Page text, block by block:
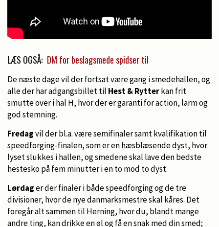
LÆS OGSÅ: DM for beslagsmede spidser til
De næste dage vil der fortsat være gang i smedehallen, og
alle der har adgangsbillet til Hest & Rytterkan frit
smutte over i hal H, hvor der er garanti for action, larm og
god stemning.
Fredagvil der bl.a. være semifinaler samt kvalifikation til
speedforging-finalen, som er en hæsblæsende dyst, hvor
lyset slukkes i hallen, og smedene skal lave den bedste
hestesko på fem minutter i en to mod to dyst.
Lørdager der finaler i både speedforging og de tre
divisioner, hvor de nye danmarksmestre skal kåres. Det
foregår alt sammen til Herning, hvor du, blandt mange
andre ting, kan drikke en øl og få en snak med din smed;